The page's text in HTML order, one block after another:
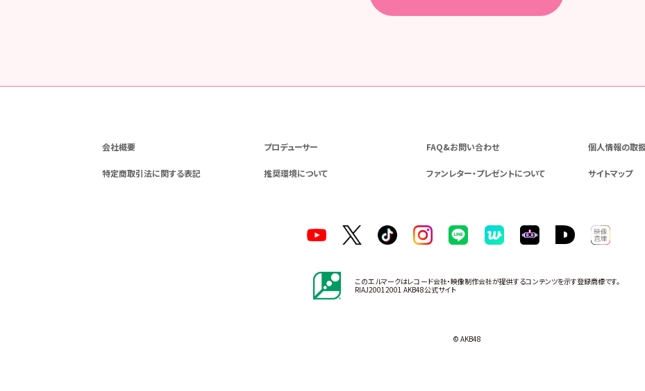
会社概要 プロデューサー FAQ&お問い合わせ 個人情報の取
特定商取引法に関する表記 推奨環境について ファンレター・プレゼントについて サイトマップ
このエルマークはレコード会社・映像制作会社が提供するコンテンツを示す登録商標です。
RIAJ20012001 AKB48公式サイト
© AKB48